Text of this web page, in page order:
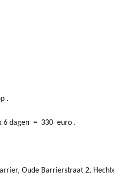
.
6 dagen = 330 euro .
Oude Barrierstraat 2,